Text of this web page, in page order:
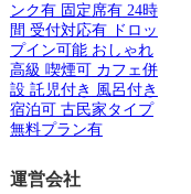
ンク有固定席有24時
間 受付対応有ドロッ
プイン可能おしゃれ
高級 喫煙可カフェ併
設 託児付き 風呂付き
宿泊可古民家タイプ
無料プラン有
運営会社